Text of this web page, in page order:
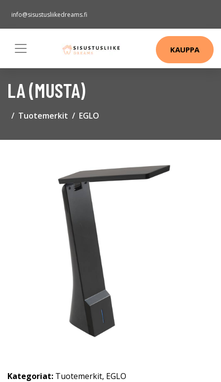
info@sisustusliikedreams.fi
KAUPPA
LA (MUSTA)
Tuotemerkit EGLO
Kategoriat: Tuotemerkit, EGLO